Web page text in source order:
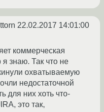
22.02.2017 14:01:00
коммерческая
я знаю. Так что не
охватываемую
недостаточной
для них хоть что-
это так,